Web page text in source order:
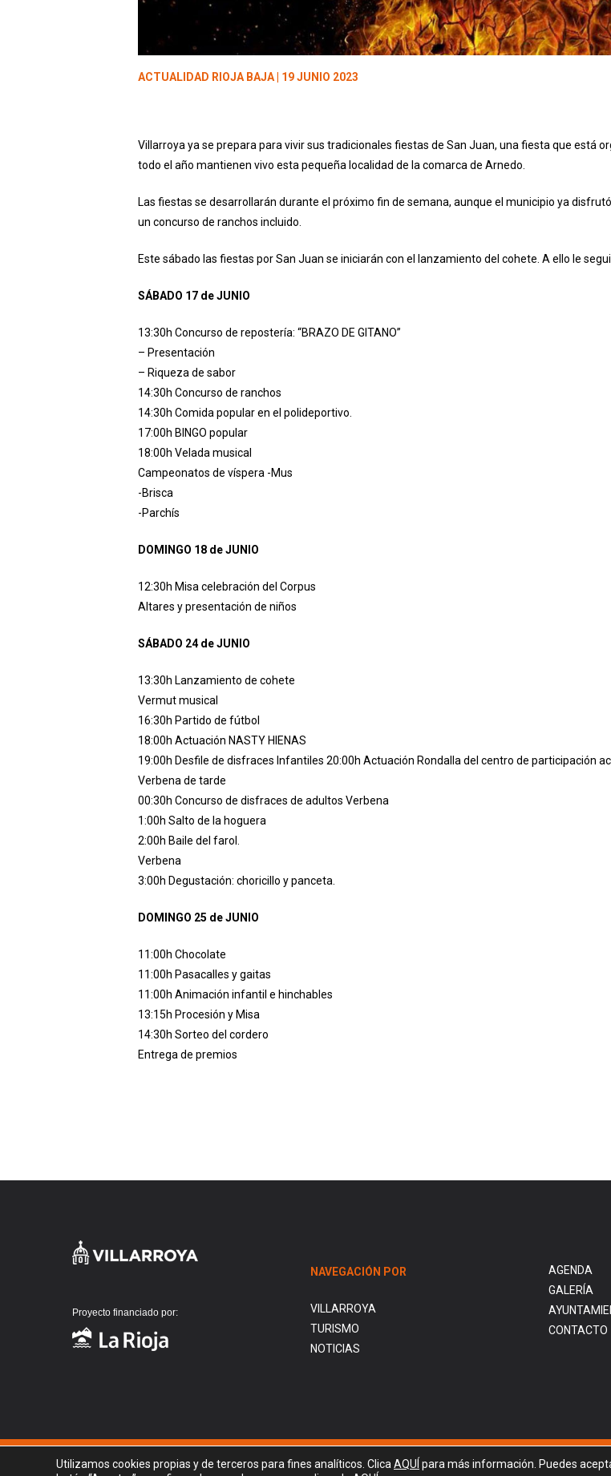
ACTUALIDAD RIOJA BAJA| 19 JUNIO 2023
Villarroya ya se prepara para vivir sus tradicionales fiestas de San Juan, una fiesta que está
todo el año mantienen vivo esta pequeña localidad de la comarca de Arnedo.
Las fiestas se desarrollarán durante el próximo fin de semana, aunque el municipio ya
un concurso de ranchos incluido.
Este sábado las fiestas por San Juan se iniciarán con el lanzamiento del cohete. A ello le
SÁBADO 17 de JUNIO
13:30h Concurso de repostería: “BRAZO DE GITANO”
– Presentación
– Riqueza de sabor
14:30h Concurso de ranchos
14:30h Comida popular en el polideportivo.
17:00h BINGO popular
18:00h Velada musical
Campeonatos de víspera -Mus
-Brisca
-Parchís
DOMINGO 18 de JUNIO
12:30h Misa celebración del Corpus
Altares y presentación de niños
SÁBADO 24 de JUNIO
13:30h Lanzamiento de cohete
Vermut musical
16:30h Partido de fútbol
18:00h Actuación NASTY HIENAS
19:00h Desfile de disfraces Infantiles 20:00h Actuación Rondalla del centro de participación
Verbena de tarde
00:30h Concurso de disfraces de adultos Verbena
1:00h Salto de la hoguera
2:00h Baile del farol.
Verbena
3:00h Degustación: choricillo y panceta.
DOMINGO 25 de JUNIO
11:00h Chocolate
11:00h Pasacalles y gaitas
11:00h Animación infantil e hinchables
13:15h Procesión y Misa
14:30h Sorteo del cordero
Entrega de premios
Proyecto financiado por:
NAVEGACIÓN POR
VILLARROYA
TURISMO
NOTICIAS
AGENDA
GALERÍA
CONTACTO
© AYUNTAMIENTO DE VILLARROYA. 2026 POLÍTICA DE COOKIES POLÍTICA DE
Utilizamos cookies propias y de terceros para fines analíticos. Clica AQUÍ para más información. Puedes